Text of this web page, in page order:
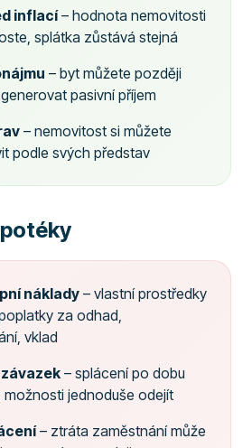
inflací– hodnota nemovitosti
splátka zůstává stejná
– byt můžete později
pasivní příjem
– nemovitost si můžete
podle svých představ
náklady – vlastní prostředky
za odhad,
vklad
– splácení po dobu
jednoduše odejít
– ztráta zaměstnání může